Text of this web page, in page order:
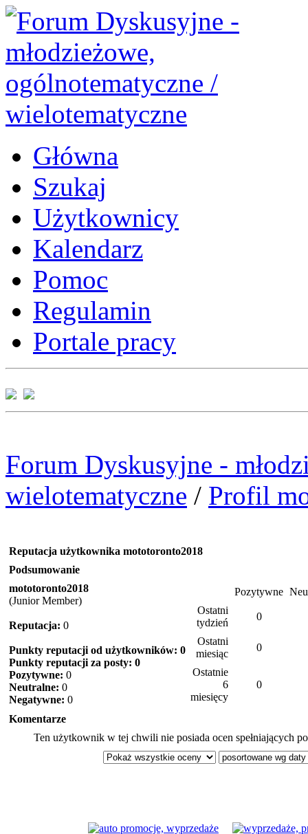
Główna
Szukaj
Użytkownicy
Kalendarz
Pomoc
Regulamin
Portale pracy
Forum Dyskusyjne -
wielotematyczne / Profil
Reputacja użytkownika mototoronto2018
Podsumowanie
mototoronto2018
(Junior Member)
Reputacja: 0
Punkty reputacji od użytkowników: 0
Punkty reputacji za posty: 0
Pozytywne: 0
Neutralne: 0
Negatywne: 0
Pozytywne
Ostatni
tydzień
0
Ostatni
miesiąc
0
Ostatnie
6
miesięcy
0
Komentarze
Ten użytkownik w tej chwili nie posiada ocen spełniających